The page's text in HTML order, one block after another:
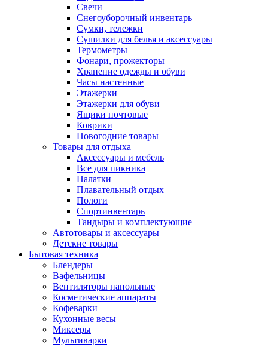
Свечи
Снегоуборочный инвентарь
Сумки, тележки
Сушилки для белья и аксессуары
Термометры
Фонари, прожекторы
Хранение одежды и обуви
Часы настенные
Этажерки
Этажерки для обуви
Ящики почтовые
Коврики
Новогодние товары
Товары для отдыха
Аксессуары и мебель
Все для пикника
Палатки
Плавательный отдых
Пологи
Спортинвентарь
Тандыры и комплектующие
Автотовары и аксессуары
Детские товары
Бытовая техника
Блендеры
Вафельницы
Вентиляторы напольные
Косметические аппараты
Кофеварки
Кухонные весы
Миксеры
Мультиварки